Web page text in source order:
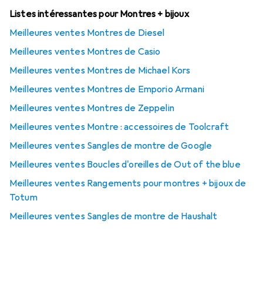
Listes intéressantes pour Montres + bijoux
Meilleures ventes Montres de Diesel
Meilleures ventes Montres de Casio
Meilleures ventes Montres de Michael Kors
Meilleures ventes Montres de Emporio Armani
Meilleures ventes Montres de Zeppelin
Meilleures ventes Montre : accessoires de Toolcraft
Meilleures ventes Sangles de montre de Google
Meilleures ventes Boucles d'oreilles de Out of the blue
Meilleures ventes Rangements pour montres + bijoux de
Totum
Meilleures ventes Sangles de montre de Haushalt